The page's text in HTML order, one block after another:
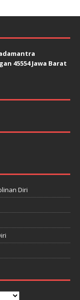
45554 Jawa Barat
Diri